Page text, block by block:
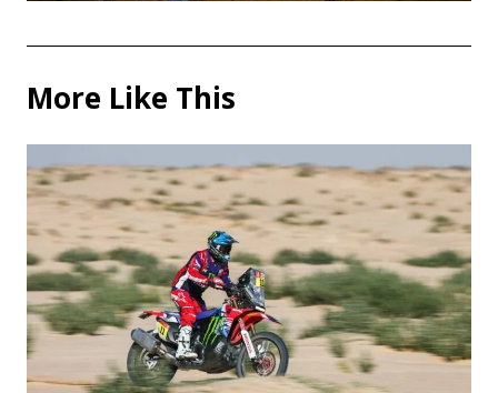
More Like This